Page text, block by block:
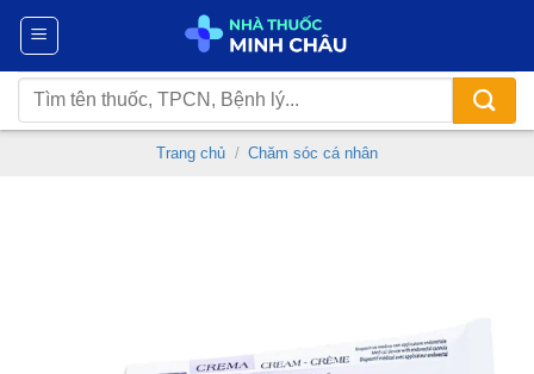
Chuyển
nội
dung
Tìm
kiếm:
Trang chủ / Chăm sóc cá nhân